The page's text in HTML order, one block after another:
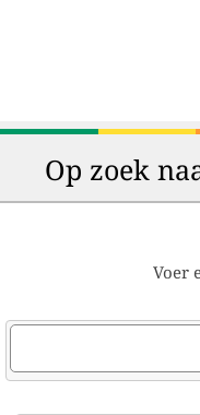
Op zoek
Voer